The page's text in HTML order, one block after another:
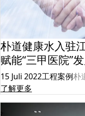
朴道健康水入驻
赋能“三甲医院”
15 Juli 2022工程案例朴
了解更多